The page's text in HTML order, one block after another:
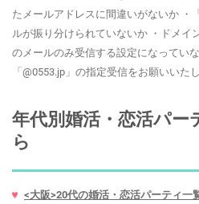
たメールアドレスに間違いがないか ・
ルが振り分けられていないか ・ドメイ
のメールのみ受信する設定になってい
「@0553.jp」の指定受信をお願いいたし
年代別婚活・恋活パー
ら
<大阪>20代の婚活・恋活パーティ一